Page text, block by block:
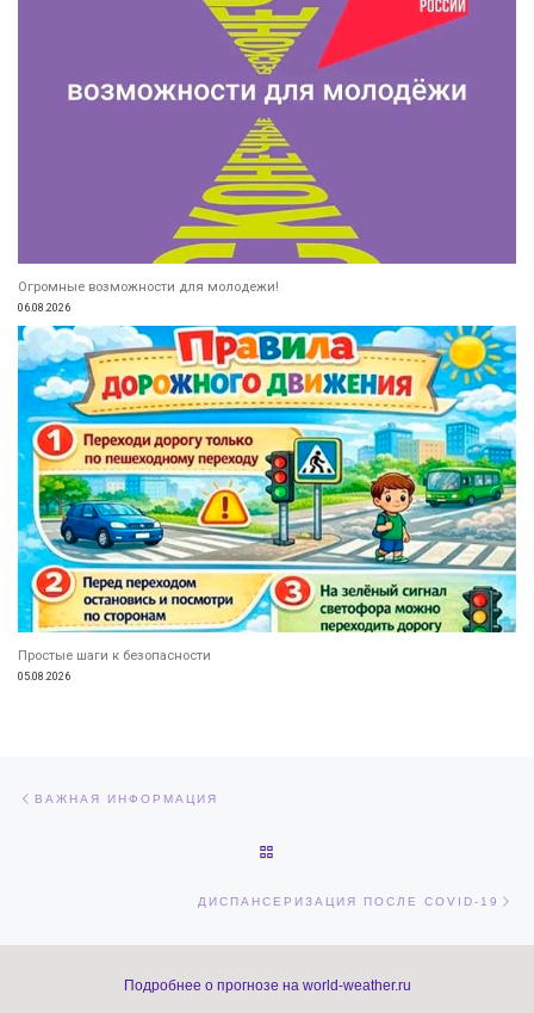
Огромные возможности для молодежи!
06.08.2026
Простые шаги к безопасности
05.08.2026
ВАЖНАЯ ИНФОРМАЦИЯ
ДИСПАНСЕРИЗАЦИЯ ПОСЛЕ COVID-19
Подробнее о прогнозе на world-weather.ru